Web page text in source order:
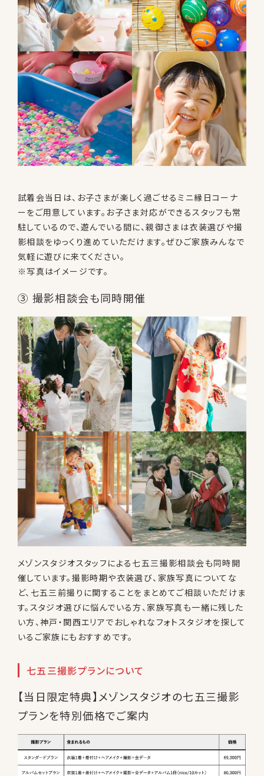
試着会当日は、お子さまが楽しく過ごせるミニ縁日コーナ
ーをご用意しています。お子さま対応ができるスタッフも常
駐しているので、遊んでいる間に、親御さまは衣装選びや撮
影相談をゆっくり進めていただけます。ぜひご家族みんなで
気軽に遊びに来てください。
※写真はイメージです。
③ 撮影相談会も同時開催
メゾンスタジオスタッフによる七五三撮影相談会も同時開
催しています。撮影時期や衣装選び、家族写真についてな
ど、七五三前撮りに関することをまとめてご相談いただけま
す。スタジオ選びに悩んでいる方、家族写真も一緒に残した
い方、神戸・関西エリアでおしゃれなフォトスタジオを探して
いるご家族にもおすすめです。
七五三撮影プランについて
【当日限定特典】メゾンスタジオの七五三撮影
プランを特別価格でご案内